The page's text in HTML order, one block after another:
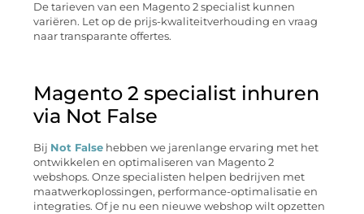
De tarieven van een Magento 2 specialist kunnen
variëren. Let op de prijs-kwaliteitverhouding en vraag
naar transparante offertes.
Magento 2 specialist inhuren
via Not False
Bij Not False hebben we jarenlange ervaring met het
ontwikkelen en optimaliseren van Magento 2
webshops. Onze specialisten helpen bedrijven met
maatwerkoplossingen, performance-optimalisatie en
integraties. Of je nu een nieuwe webshop wilt opzetten